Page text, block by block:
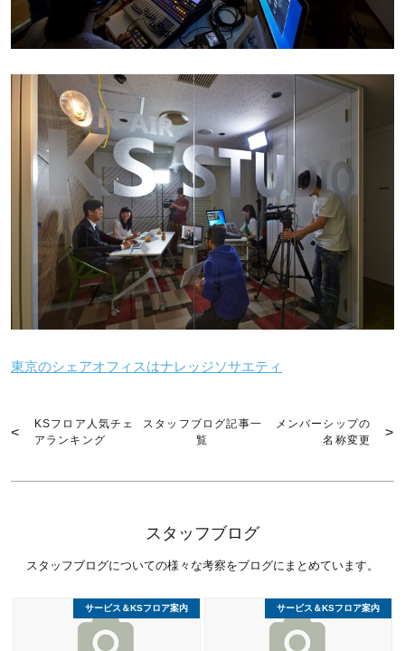
東京のシェアオフィスはナレッジソサエティ
KSフロア人気チェ
アランキング
スタッフブログ記事一
覧
メンバーシップの
名称変更
スタッフブログ
スタッフブログについての様々な考察をブログにまとめています。
サービス＆KSフロア案内 サービス＆KSフロア案内